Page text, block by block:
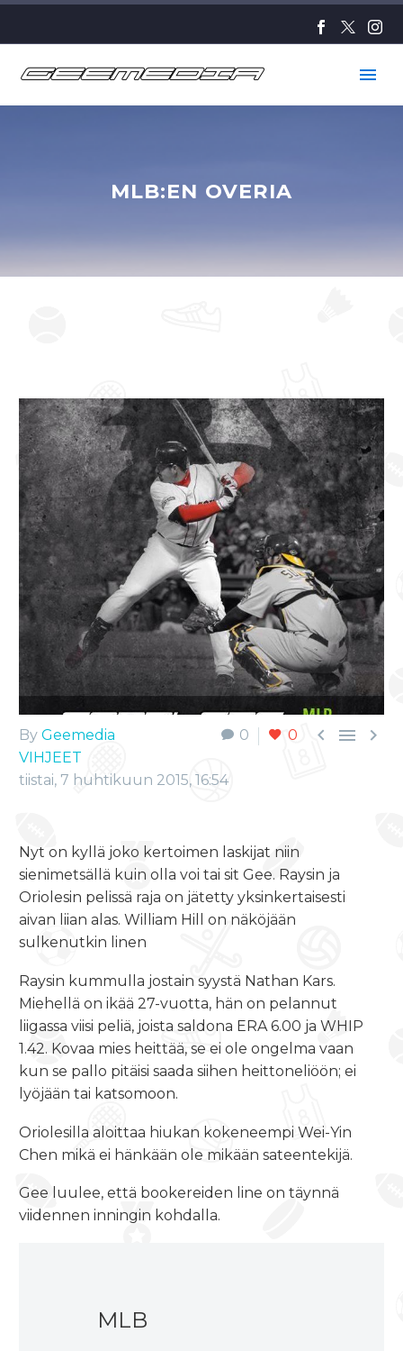
MLB:EN OVERIA
0 0   
By Geemedia
VIHJEET
tiistai, 7 huhtikuun 2015, 16:54
Nyt on kyllä joko kertoimen laskijat niin
sienimetsällä kuin olla voi tai sit Gee. Raysin ja
Oriolesin pelissä raja on jätetty yksinkertaisesti
aivan liian alas. William Hill on näköjään
sulkenutkin linen
Raysin kummulla jostain syystä Nathan Kars.
Miehellä on ikää 27-vuotta, hän on pelannut
liigassa viisi peliä, joista saldona ERA 6.00 ja WHIP
1.42. Kovaa mies heittää, se ei ole ongelma vaan
kun se pallo pitäisi saada siihen heittoneliöön; ei
lyöjään tai katsomoon.
Oriolesilla aloittaa hiukan kokeneempi Wei-Yin
Chen mikä ei hänkään ole mikään sateentekijä.
Gee luulee, että bookereiden line on täynnä
viidennen inningin kohdalla.
MLB